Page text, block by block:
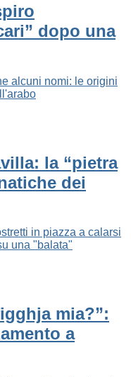
dopo una
alcuni nomi: le origini
la “pietra
dei
in piazza a calarsi
una "balata"
mia?”:
a